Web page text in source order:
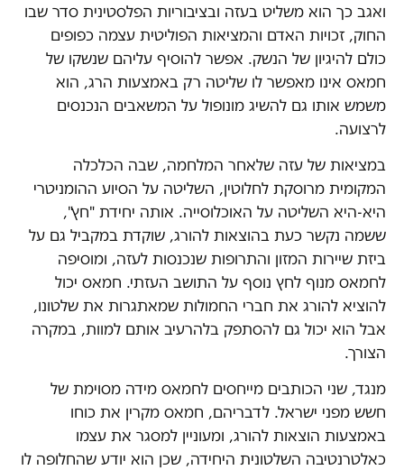
ואגב כך הוא משליט בעזה ובציבוריות הפלסטינית סדר שבו
החוק, זכויות האדם והמציאות הפוליטית עצמה כפופים
כולם להיגיון של הנשק. אפשר להוסיף עליהם שנשקו של
חמאס אינו מאפשר לו שליטה רק באמצעות הרג, הוא
משמש אותו גם להשיג מונופול על המשאבים הנכנסים
לרצועה.
במציאות של עזה שלאחר המלחמה, שבה הכלכלה
המקומית מרוסקת לחלוטין, השליטה על הסיוע ההומניטרי
היא-היא השליטה על האוכלוסייה. אותה יחידת "חץ",
ששמה נקשר כעת בהוצאות להורג, שוקדת במקביל גם על
ביזת שיירות המזון והתרופות שנכנסות לעזה, ומוסיפה
לחמאס מנוף לחץ נוסף על התושב העזתי. חמאס יכול
להוציא להורג את חברי החמולות שמאתגרות את שלטונו,
אבל הוא יכול גם להסתפק בלהרעיב אותם למוות, במקרה
הצורך.
מנגד, שני הכותבים מייחסים לחמאס מידה מסוימת של
חשש מפני ישראל. לדבריהם, חמאס מקרין את כוחו
באמצעות הוצאות להורג, ומעוניין למסגר את עצמו
כאלטרנטיבה השלטונית היחידה, שכן הוא יודע שהחלופה לו